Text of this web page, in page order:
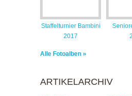
Staffelturnier Bambini
2017
Alle Fotoalben »
ARTIKELARCHIV